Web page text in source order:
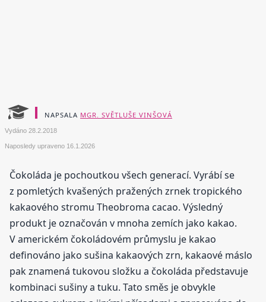
NAPSALA MGR. SVĚTLUŠE VINŠOVÁ
Vydáno 28.2.2018
Naposledy upraveno 16.1.2026
Čokoláda je pochoutkou všech generací. Vyrábí se
z pomletých kvašených pražených zrnek tropického
kakaového stromu Theobroma cacao. Výsledný
produkt je označován v mnoha zemích jako kakao.
V americkém čokoládovém průmyslu je kakao
definováno jako sušina kakaových zrn, kakaové máslo
pak znamená tukovou složku a čokoláda představuje
kombinaci sušiny a tuku. Tato směs je obvykle